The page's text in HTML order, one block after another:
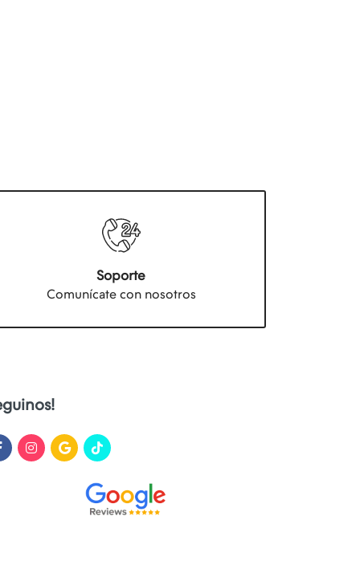
Soporte
Comunícate con nosotros